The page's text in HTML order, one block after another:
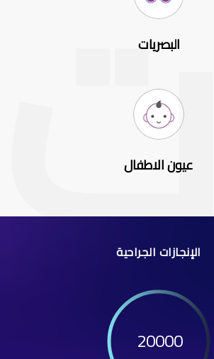
البصريات
عيون الاطفال
الإنجازات الجراحية
20000